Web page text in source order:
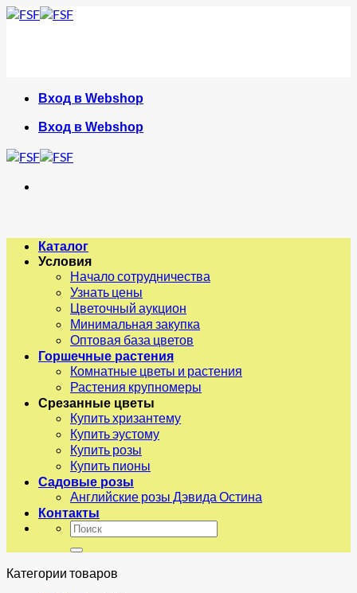
Skip
Вход в Webshop
Вход в Webshop
Каталог
Условия
Начало сотрудничества
Узнать цены
Цветочный аукцион
Минимальная закупка
Оптовая база цветов
Горшечные растения
Комнатные цветы и растения
Растения крупномеры
Срезанные цветы
Купить хризантему
Купить эустому
Купить розы
Купить пионы
Садовые розы
Английские розы Дэвида Остина
Контакты
Искать:
Категории товаров